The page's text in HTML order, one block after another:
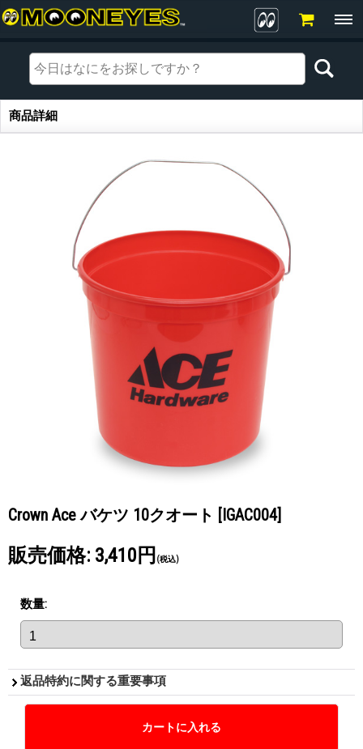
商品詳細
商品詳細
Crown Ace バケツ 10クオート [IGAC004]
販売価格: 3,410円 (税込)
数量:
返品特約に関する重要事項